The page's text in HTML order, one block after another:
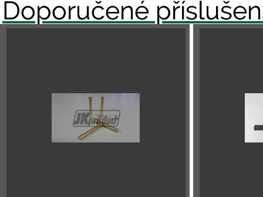
Doporučené